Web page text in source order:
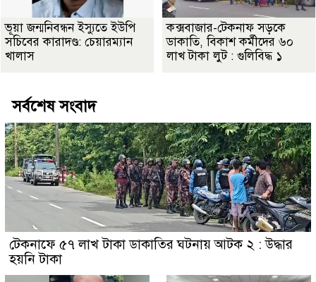
ভূয়া জন্মনিবন্ধন ইস্যুতে ইউপি
সচিবের কারাদণ্ড: চেয়ারম্যান
খালাস
কক্সবাজার-টেকনাফ সড়কে
ডাকাতি, বিকাশ কর্মীদের ৬০
লাখ টাকা লুট : গুলিবিদ্ধ ১
সর্বশেষ সংবাদ
টেকনাফে ৫৭ লাখ টাকা ডাকাতির ঘটনায় আটক ২ : উদ্ধার
হয়নি টাকা